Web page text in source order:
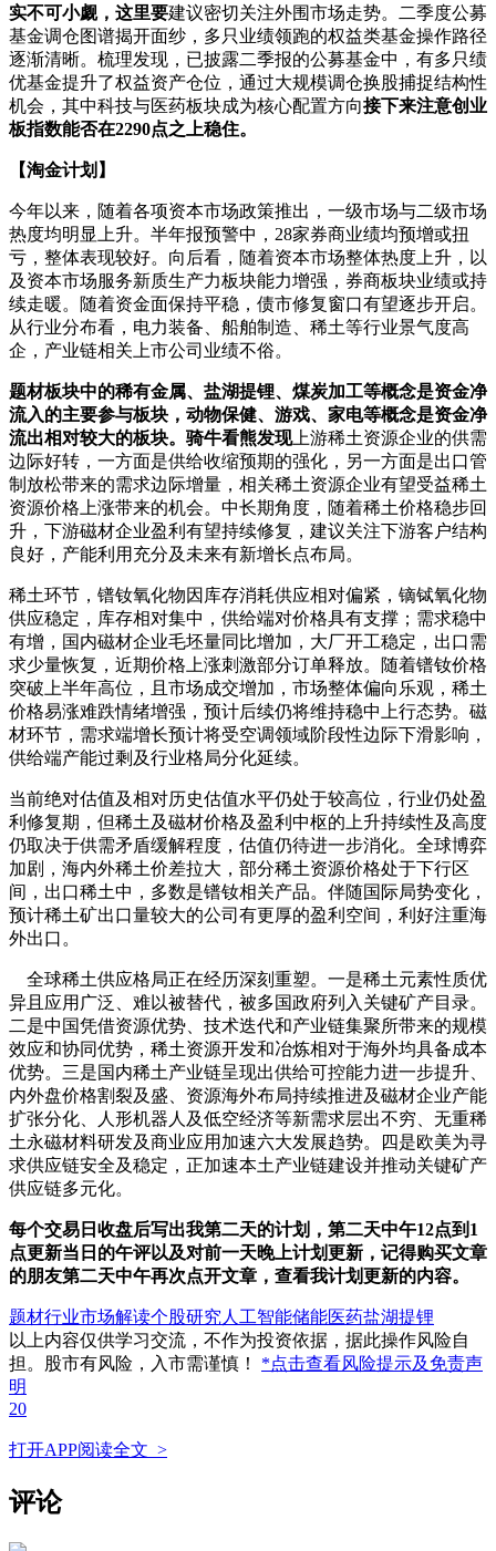
实不可小觑，这里要建议密切关注外围市场走势。二季度公募
基金调仓图谱揭开面纱，多只业绩领跑的权益类基金操作路径
逐渐清晰。梳理发现，已披露二季报的公募基金中，有多只绩
优基金提升了权益资产仓位，通过大规模调仓换股捕捉结构性
机会，其中科技与医药板块成为核心配置方向接下来注意创业
板指数能否在2290点之上稳住。
【淘金计划】
今年以来，随着各项资本市场政策推出，一级市场与二级市场
热度均明显上升。半年报预警中，28家券商业绩均预增或扭
亏，整体表现较好。向后看，随着资本市场整体热度上升，以
及资本市场服务新质生产力板块能力增强，券商板块业绩或持
续走暖。随着资金面保持平稳，债市修复窗口有望逐步开启。
从行业分布看，电力装备、船舶制造、稀土等行业景气度高
企，产业链相关上市公司业绩不俗。
题材板块中的稀有金属、盐湖提锂、煤炭加工等概念是资金净
流入的主要参与板块，动物保健、游戏、家电等概念是资金净
流出相对较大的板块。 骑牛看熊发现上游稀土资源企业的供需
边际好转，一方面是供给收缩预期的强化，另一方面是出口管
制放松带来的需求边际增量，相关稀土资源企业有望受益稀土
资源价格上涨带来的机会。中长期角度，随着稀土价格稳步回
升，下游磁材企业盈利有望持续修复，建议关注下游客户结构
良好，产能利用充分及未来有新增长点布局。
稀土环节，镨钕氧化物因库存消耗供应相对偏紧，镝铽氧化物
供应稳定，库存相对集中，供给端对价格具有支撑；需求稳中
有增，国内磁材企业毛坯量同比增加，大厂开工稳定，出口需
求少量恢复，近期价格上涨刺激部分订单释放。随着镨钕价格
突破上半年高位，且市场成交增加，市场整体偏向乐观，稀土
价格易涨难跌情绪增强，预计后续仍将维持稳中上行态势。磁
材环节，需求端增长预计将受空调领域阶段性边际下滑影响，
供给端产能过剩及行业格局分化延续。
当前绝对估值及相对历史估值水平仍处于较高位，行业仍处盈
利修复期，但稀土及磁材价格及盈利中枢的上升持续性及高度
仍取决于供需矛盾缓解程度，估值仍待进一步消化。全球博弈
加剧，海内外稀土价差拉大，部分稀土资源价格处于下行区
间，出口稀土中，多数是镨钕相关产品。伴随国际局势变化，
预计稀土矿出口量较大的公司有更厚的盈利空间，利好注重海
外出口。
全球稀土供应格局正在经历深刻重塑。一是稀土元素性质优
异且应用广泛、难以被替代，被多国政府列入关键矿产目录。
二是中国凭借资源优势、技术迭代和产业链集聚所带来的规模
效应和协同优势，稀土资源开发和冶炼相对于海外均具备成本
优势。三是国内稀土产业链呈现出供给可控能力进一步提升、
内外盘价格割裂及盛、资源海外布局持续推进及磁材企业产能
扩张分化、人形机器人及低空经济等新需求层出不穷、无重稀
土永磁材料研发及商业应用加速六大发展趋势。四是欧美为寻
求供应链安全及稳定，正加速本土产业链建设并推动关键矿产
供应链多元化。
每个交易日 收盘后写出我第二天的计划，第二天中午12点到1
点更新当日的午评以及对前一天晚上计划更新，记得购买文章
的朋友第二天中午再次点开文章，查看我计划更新的内容。
题材行业市场解读个股研究 人工智能储能医药盐湖提锂
以上内容仅供学习交流，不作为投资依据，据此操作风险自
担。股市有风险，入市需谨慎！ *点击查看风险提示及免责声
明
20
打开APP阅读全文 >
评论